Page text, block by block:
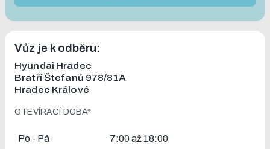
Vůz je k odběru:
Hyundai Hradec
Bratří Štefanů 978/81A
Hradec Králové
OTEVÍRACÍ DOBA*
Po - Pá 7:00 až 18:00